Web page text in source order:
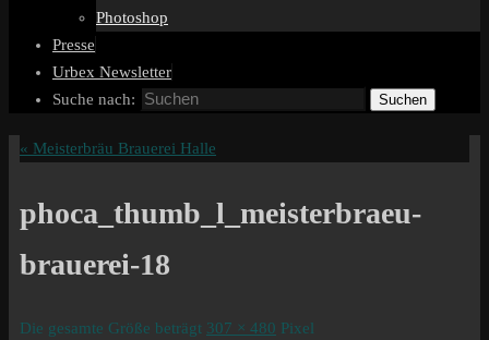
Photoshop
Presse
Urbex Newsletter
Suche nach:
Suchen
« Meisterbräu Brauerei Halle
phoca_thumb_l_meisterbraeu-
brauerei-18
Die gesamte Größe beträgt 307 × 480 Pixel